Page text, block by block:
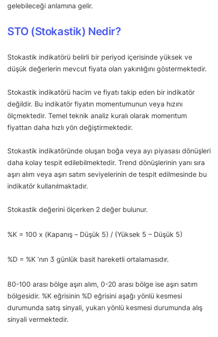
gelebileceği anlamına gelir.
STO (Stokastik) Nedir?
Stokastik indikatörü belirli bir periyod içerisinde yüksek ve
düşük değerlerin mevcut fiyata olan yakınlığını göstermektedir.
Stokastik indikatörü hacim ve fiyatı takip eden bir indikatör
değildir. Bu indikatör fiyatın momentumunun veya hızını
ölçmektedir. Temel teknik analiz kuralı olarak momentum
fiyattan daha hızlı yön değiştirmektedir.
Stokastik indikatöründe oluşan boğa veya ayı piyasası dönüşleri
daha kolay tespit edilebilmektedir. Trend dönüşlerinin yanı sıra
aşırı alım veya aşırı satım seviyelerinin de tespit edilmesinde bu
indikatör kullanılmaktadır.
Stokastik değerini ölçerken 2 değer bulunur.
%K = 100 x (Kapanış – Düşük 5) / (Yüksek 5 – Düşük 5)
%D = %K ‘nın 3 günlük basit hareketli ortalamasıdır.
80-100 arası bölge aşırı alım, 0-20 arası bölge ise aşırı satım
bölgesidir. %K eğrisinin %D eğrisini aşağı yönlü kesmesi
durumunda satış sinyali, yukarı yönlü kesmesi durumunda alış
sinyali vermektedir.